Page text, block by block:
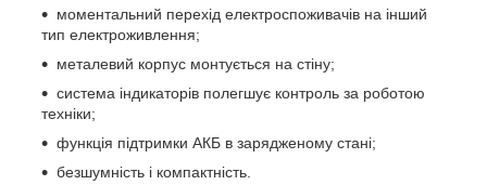
моментальний перехід електроспоживачів на інший
тип електроживлення;
металевий корпус монтується на стіну;
система індикаторів полегшує контроль за роботою
техніки;
функція підтримки АКБ в зарядженому стані;
безшумність і компактність.